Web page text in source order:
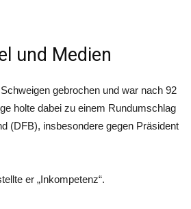
und Medien
gebrochen und war nach 92
holte dabei zu einem Rundumschlag
(DFB), insbesondere gegen Präsident
er „Inkompetenz“.